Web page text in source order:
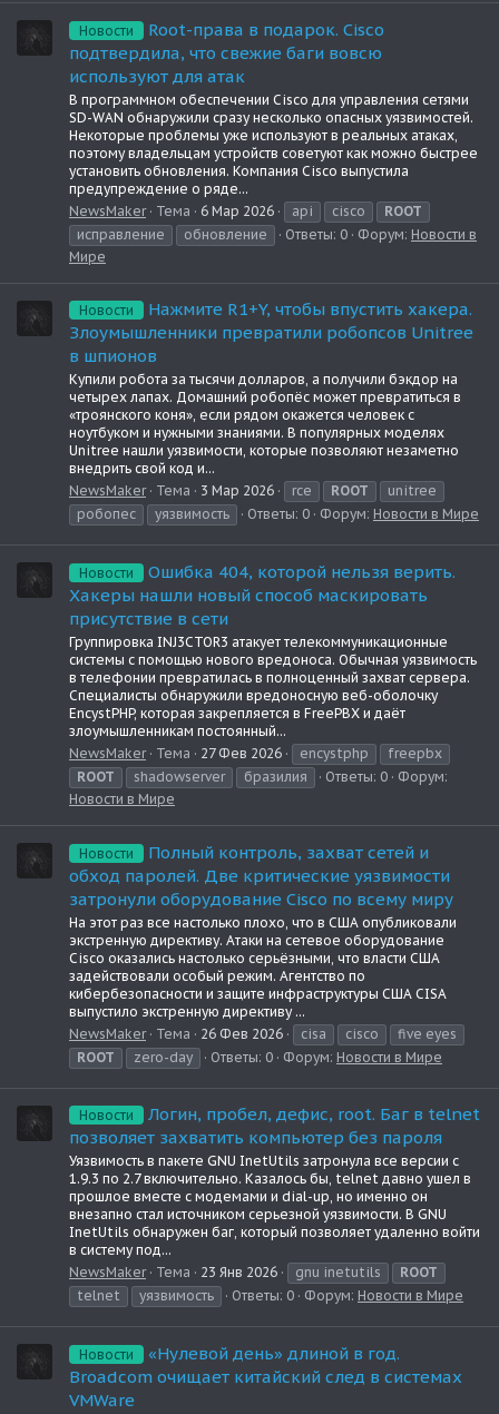
Новости
Root-права в подарок. Cisco
подтвердила, что свежие баги вовсю
используют для атак
В программном обеспечении Cisco для управления сетями
SD-WAN обнаружили сразу несколько опасных уязвимостей.
Некоторые проблемы уже используют в реальных атаках,
поэтому владельцам устройств советуют как можно быстрее
установить обновления. Компания Cisco выпустила
предупреждение о ряде...
NewsMaker
Тема 6 Мар 2026 api cisco
ROOT
исправление
обновление Ответы: 0 Форум: Новости в
Мире
Новости
Нажмите R1+Y, чтобы впустить хакера.
Злоумышленники превратили робопсов Unitree
в шпионов
Купили робота за тысячи долларов, а получили бэкдор на
четырех лапах. Домашний робопёс может превратиться в
«троянского коня», если рядом окажется человек с
ноутбуком и нужными знаниями. В популярных моделях
Unitree нашли уязвимости, которые позволяют незаметно
внедрить свой код и...
NewsMaker
Тема 3 Мар 2026 rce ROOT
unitree
робопес
уязвимость Ответы: 0 Форум: Новости в Мире
Новости
Ошибка 404, которой нельзя верить.
Хакеры нашли новый способ маскировать
присутствие в сети
Группировка INJ3CTOR3 атакует телекоммуникационные
системы с помощью нового вредоноса. Обычная уязвимость
в телефонии превратилась в полноценный захват сервера.
Специалисты обнаружили вредоносную веб-оболочку
EncystPHP, которая закрепляется в FreePBX и даёт
злоумышленникам постоянный...
NewsMaker
Тема 27 Фев 2026 encystphp
freepbx
ROOT
shadowserver бразилия Ответы: 0
Форум:
Новости в Мире
Новости
Полный контроль, захват сетей и
обход паролей. Две критические уязвимости
затронули оборудование Cisco по всему миру
На этот раз все настолько плохо, что в США опубликовали
экстренную директиву. Атаки на сетевое оборудование
Cisco оказались настолько серьёзными, что власти США
задействовали особый режим. Агентство по
кибербезопасности и защите инфраструктуры США CISA
выпустило экстренную директиву ...
NewsMaker
Тема 26 Фев 2026 cisa cisco
five eyes
ROOT
zero-day Ответы: 0 Форум: Новости в Мире
Новости
Логин, пробел, дефис, root. Баг в telnet
позволяет захватить компьютер без пароля
Уязвимость в пакете GNU InetUtils затронула все версии с
1.9.3 по 2.7 включительно. Казалось бы, telnet давно ушел в
прошлое вместе с модемами и dial-up, но именно он
внезапно стал источником серьезной уязвимости. В GNU
InetUtils обнаружен баг, который позволяет удаленно войти
в систему под...
NewsMaker
Тема 23 Янв 2026 gnu inetutils
ROOT
telnet
уязвимость Ответы: 0 Форум: Новости в Мире
Новости
«Нулевой день» длиной в год.
Broadcom очищает китайский след в системах
VMWare